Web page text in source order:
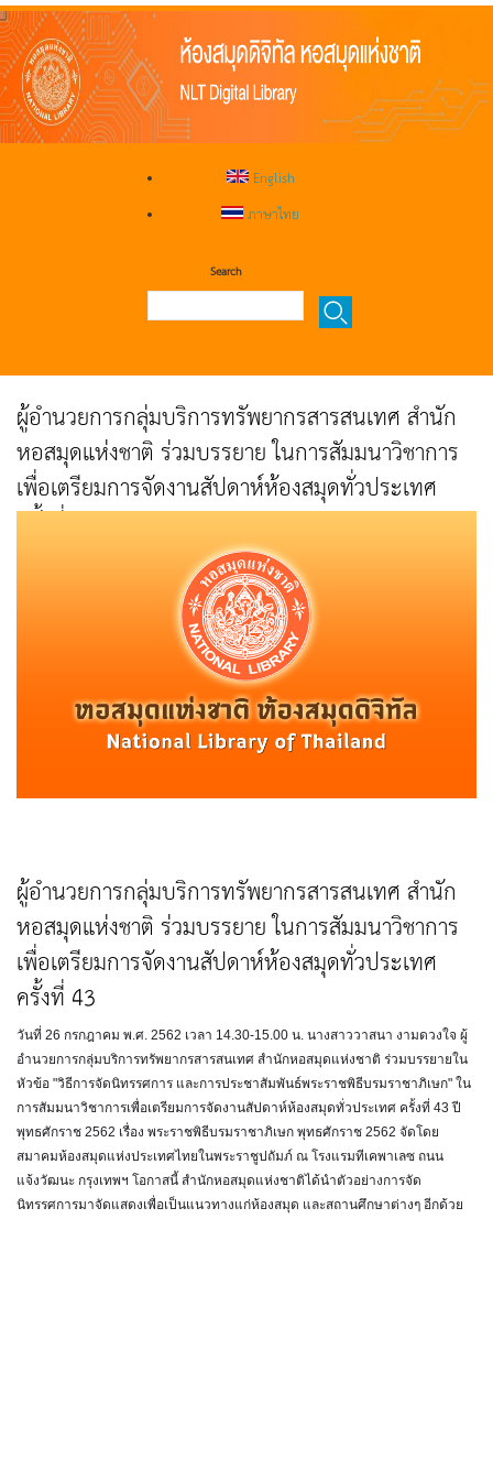
English
ภาษาไทย
Search
ผู้อำนวยการกลุ่มบริการทรัพยากรสารสนเทศ สำนัก
หอสมุดแห่งชาติ ร่วมบรรยาย ในการสัมมนาวิชาการ
เพื่อเตรียมการจัดงานสัปดาห์ห้องสมุดทั่วประเทศ
ครั้งที่ 43
ผู้อำนวยการกลุ่มบริการทรัพยากรสารสนเทศ สำนัก
หอสมุดแห่งชาติ ร่วมบรรยาย ในการสัมมนาวิชาการ
เพื่อเตรียมการจัดงานสัปดาห์ห้องสมุดทั่วประเทศ
ครั้งที่ 43
วันที่ 26 กรกฎาคม พ.ศ. 2562 เวลา 14.30-15.00 น. นางสาววาสนา งามดวงใจ ผู้
อำนวยการกลุ่มบริการทรัพยากรสารสนเทศ สำนักหอสมุดแห่งชาติ ร่วมบรรยายใน
หัวข้อ "วิธีการจัดนิทรรศการ และการประชาสัมพันธ์พระราชพิธีบรมราชาภิเษก" ใน
การสัมมนาวิชาการเพื่อเตรียมการจัดงานสัปดาห์ห้องสมุดทั่วประเทศ ครั้งที่ 43 ปี
พุทธศักราช 2562 เรื่อง พระราชพิธีบรมราชาภิเษก พุทธศักราช 2562 จัดโดย
สมาคมห้องสมุดแห่งประเทศไทยในพระราชูปถัมภ์ ณ โรงแรมทีเคพาเลซ ถนน
แจ้งวัฒนะ กรุงเทพฯ โอกาสนี้ สำนักหอสมุดแห่งชาติได้นำตัวอย่างการจัด
นิทรรศการมาจัดแสดงเพื่อเป็นแนวทางแก่ห้องสมุด และสถานศึกษาต่างๆ อีกด้วย